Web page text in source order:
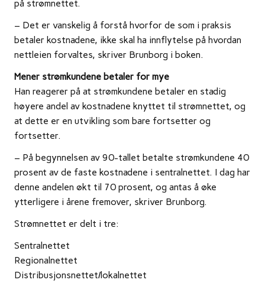
på strømnettet.
– Det er vanskelig å forstå hvorfor de som i praksis
betaler kostnadene, ikke skal ha innflytelse på hvordan
nettleien forvaltes, skriver Brunborg i boken.
Mener strømkundene betaler for mye
Han reagerer på at strømkundene betaler en stadig
høyere andel av kostnadene knyttet til strømnettet, og
at dette er en utvikling som bare fortsetter og
fortsetter.
– På begynnelsen av 90-tallet betalte strømkundene 40
prosent av de faste kostnadene i sentralnettet. I dag har
denne andelen økt til 70 prosent, og antas å øke
ytterligere i årene fremover, skriver Brunborg.
Strømnettet er delt i tre:
Sentralnettet
Regionalnettet
Distribusjonsnettet/lokalnettet